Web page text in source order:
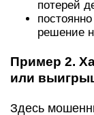
потерей
решение
Пример 2.
или
Здесь